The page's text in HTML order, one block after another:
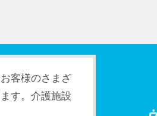
客様のさまざ
す。介護施設